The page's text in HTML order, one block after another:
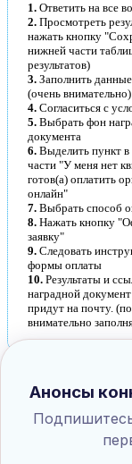
1. Ответить на все
2. Просмотреть
нажать кнопку
нижней части
результатов)
3. Заполнить
(очень внимательно)
4. Согласиться с
5. Выбрать фон
документа
6. Выделить пункт
части "У меня нет
готов(а) оплатить
онлайн"
7. Выбрать способ
8. Нажать кнопку
заявку"
9. Следовать
формы оплаты
10. Результаты и
наградной
придут на почту.
внимательно
образование
Олимпиады для
Анонсы